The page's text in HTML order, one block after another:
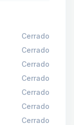
Cerrado
Cerrado
Cerrado
Cerrado
Cerrado
Cerrado
Cerrado